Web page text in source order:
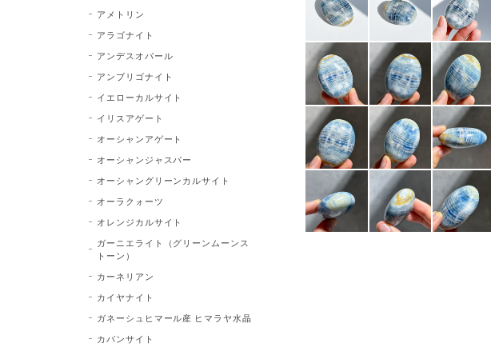
アメトリン
アラゴナイト
アンデスオパール
アンブリゴナイト
イエローカルサイト
イリスアゲート
オーシャンアゲート
オーシャンジャスパー
オーシャングリーンカルサイト
オーラクォーツ
オレンジカルサイト
ガーニエライト（グリーンムーンス
トーン）
カーネリアン
カイヤナイト
ガネーシュヒマール産 ヒマラヤ水晶
カバンサイト